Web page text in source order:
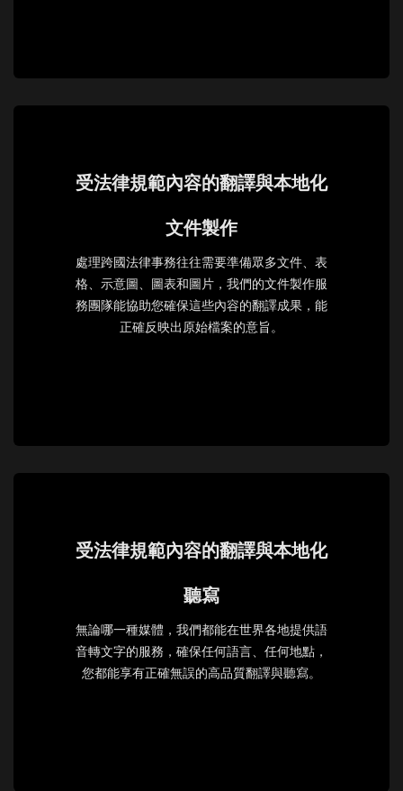
受法律規範內容的翻譯與本地化
文件製作
處理跨國法律事務往往需要準備眾多文件、表
格、示意圖、圖表和圖片，我們的文件製作服
務團隊能協助您確保這些內容的翻譯成果，能
正確反映出原始檔案的意旨。
受法律規範內容的翻譯與本地化
聽寫
無論哪一種媒體，我們都能在世界各地提供語
音轉文字的服務，確保任何語言、任何地點，
您都能享有正確無誤的高品質翻譯與聽寫。